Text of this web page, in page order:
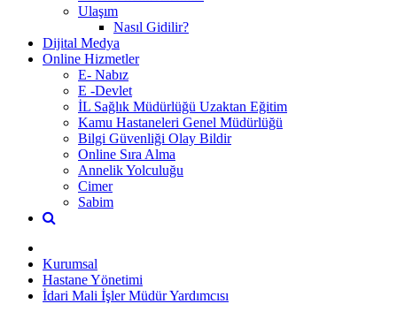
Ulaşım
Nasıl Gidilir?
Dijital Medya
Online Hizmetler
E- Nabız
E -Devlet
İL Sağlık Müdürlüğü Uzaktan Eğitim
Kamu Hastaneleri Genel Müdürlüğü
Bilgi Güvenliği Olay Bildir
Online Sıra Alma
Annelik Yolculuğu
Cimer
Sabim
Kurumsal
Hastane Yönetimi
İdari Mali İşler Müdür Yardımcısı